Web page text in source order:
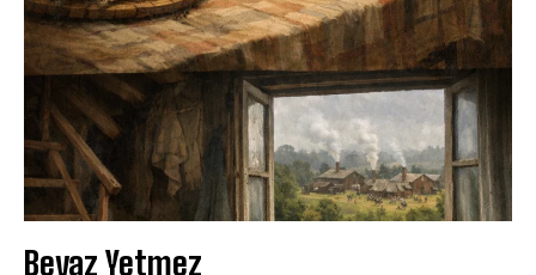
Beyaz Yetmez